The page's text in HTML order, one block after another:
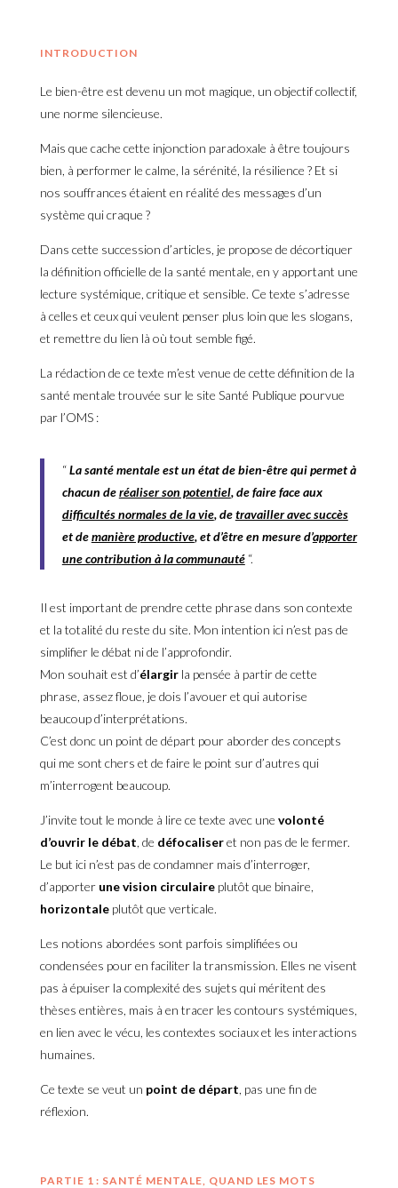
INTRODUCTION
Le bien-être est devenu un mot magique, un objectif collectif,
une norme silencieuse.
Mais que cache cette injonction paradoxale à être toujours
bien, à performer le calme, la sérénité, la résilience ? Et si
nos souffrances étaient en réalité des messages d’un
système qui craque ?
Dans cette succession d’articles, je propose de décortiquer
la définition officielle de la santé mentale, en y apportant une
lecture systémique, critique et sensible. Ce texte s’adresse
à celles et ceux qui veulent penser plus loin que les slogans,
et remettre du lien là où tout semble figé.
La rédaction de ce texte m’est venue de cette définition de la
santé mentale trouvée sur le site Santé Publique pourvue
par l’OMS :
“La santé mentale est un état de bien-être qui permet à
chacun deréaliser son potentiel, de faire face aux
difficultés normales de la vie, detravailler avec succès
et demanière productive, et d’être en mesure d’apporter
une contribution à la communauté“.
Il est important de prendre cette phrase dans son contexte
et la totalité du reste du site. Mon intention ici n’est pas de
simplifier le débat ni de l’approfondir.
Mon souhait est d’élargirla pensée à partir de cette
phrase, assez floue, je dois l’avouer et qui autorise
beaucoup d’interprétations.
C’est donc un point de départ pour aborder des concepts
qui me sont chers et de faire le point sur d’autres qui
m’interrogent beaucoup.
J’invite tout le monde à lire ce texte avec une volonté
d’ouvrir le débat, de défocaliseret non pas de le fermer.
Le but ici n’est pas de condamner mais d’interroger,
d’apporter une vision circulaireplutôt que binaire,
horizontaleplutôt que verticale.
Les notions abordées sont parfois simplifiées ou
condensées pour en faciliter la transmission. Elles ne visent
pas à épuiser la complexité des sujets qui méritent des
thèses entières, mais à en tracer les contours systémiques,
en lien avec le vécu, les contextes sociaux et les interactions
humaines.
Ce texte se veut un point de départ, pas une fin de
réflexion.
PARTIE 1 : SANTÉ MENTALE, QUAND LES MOTS